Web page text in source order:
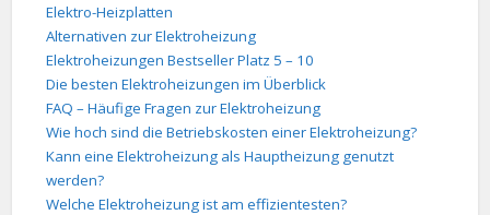
Elektro-Heizplatten
Alternativen zur Elektroheizung
Elektroheizungen Bestseller Platz 5 – 10
Die besten Elektroheizungen im Überblick
FAQ – Häufige Fragen zur Elektroheizung
Wie hoch sind die Betriebskosten einer Elektroheizung?
Kann eine Elektroheizung als Hauptheizung genutzt
werden?
Welche Elektroheizung ist am effizientesten?